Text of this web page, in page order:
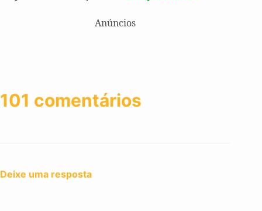
Anúncios
101 comentários
Deixe uma resposta